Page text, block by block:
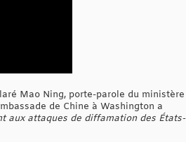
Mao Ning, porte-parole du ministère
de Chine à Washington a
aux attaques de diffamation des États-